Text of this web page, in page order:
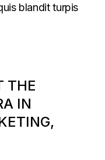
blandit turpis
THE
IN